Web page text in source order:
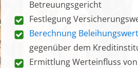
Betreuungsgericht
Festlegung
Berechnung Beleihungswert
gegenüber dem
Ermittlung Werteinfluss